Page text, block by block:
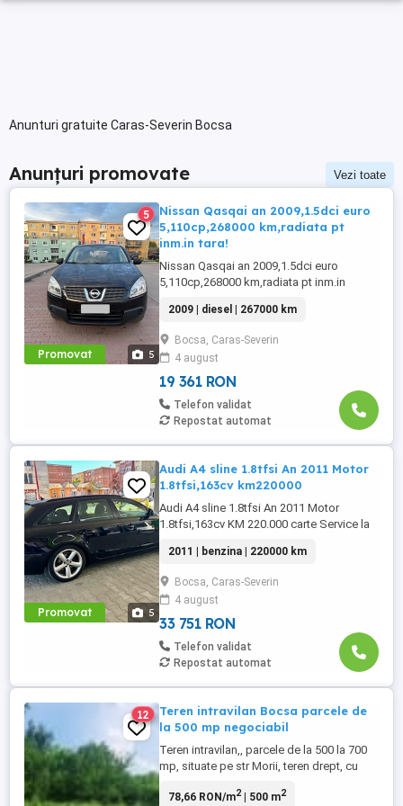
Anunturi gratuite Caras-Severin Bocsa
Anunțuri promovate Vezi toate
Promovat 5
5
Nissan Qasqai an 2009,1.5dci euro
5,110cp,268000 km,radiata pt
inm.in tara!
Nissan Qasqai an 2009,1.5dci euro
5,110cp,268000 km,radiata pt inm.in
bine(clima funcționala,navigație
android,touchscreen,wifi,geamuri
electrice,oglinzi electrice ,închidere Mai
multe detalii la telefon.Pret 3700euro puțin
negociabil.
2009 | diesel | 267000 km
Bocsa, Caras-Severin
4 august
19 361 RON
Telefon validat
Repostat automat
Promovat 5
Audi A4 sline 1.8tfsi An 2011 Motor
1.8tfsi,163cv km220000
Audi A4 sline 1.8tfsi An 2011 Motor
1.8tfsi,163cv KM 220.000 carte Service la
multifuncțional piele,Comenzi volan
,Tempomat,navigație, Trapa panoramică
3moduri,,faza lungă automată,senzori
parcare față -spate,inacalzire scaune față
-spate,pachet Chrome,faruri xenon+led ...
2011 | benzina | 220000 km
Bocsa, Caras-Severin
4 august
33 751 RON
Telefon validat
Repostat automat
12
Teren intravilan Bocsa parcele de
la 500 mp negociabil
Teren intravilan,, parcele de la 500 la 700
mp, situate pe str Morii, teren drept, cu
regula, pretabil afacere sau locativ, 15
78,66 RON/m2| 500 m2